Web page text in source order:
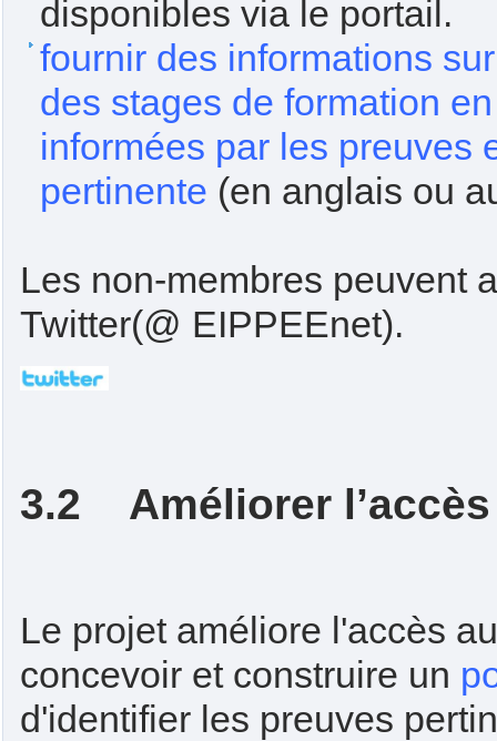
disponibles via le portail.
fournir des informations
des stages de formation
informées par les preuves
pertinente (en anglais ou
Les non-membres peuvent
Twitter(@ EIPPEEnet).
3.2 Améliorer
Le projet améliore l'accès
concevoir et construire un
d'identifier les preuves